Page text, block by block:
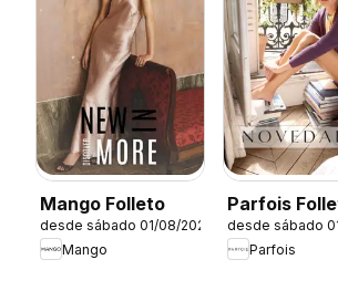
Mango Folleto
desde sábado 01/08/2026
Mango
Parfois
desde sábado
Parfois